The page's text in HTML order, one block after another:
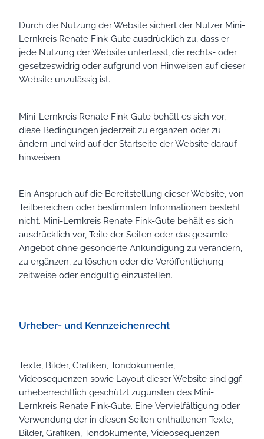
Durch die Nutzung der Website sichert der Nutzer Mini-
Lernkreis Renate Fink-Gute ausdrücklich zu, dass er
jede Nutzung der Website unterlässt, die rechts- oder
gesetzeswidrig oder aufgrund von Hinweisen auf dieser
Website unzulässig ist.
Mini-Lernkreis Renate Fink-Gute behält es sich vor,
diese Bedingungen jederzeit zu ergänzen oder zu
ändern und wird auf der Startseite der Website darauf
hinweisen.
Ein Anspruch auf die Bereitstellung dieser Website, von
Teilbereichen oder bestimmten Informationen besteht
nicht. Mini-Lernkreis Renate Fink-Gute behält es sich
ausdrücklich vor, Teile der Seiten oder das gesamte
Angebot ohne gesonderte Ankündigung zu verändern,
zu ergänzen, zu löschen oder die Veröffentlichung
zeitweise oder endgültig einzustellen.
Urheber- und Kennzeichenrecht
Texte, Bilder, Grafiken, Tondokumente,
Videosequenzen sowie Layout dieser Website sind ggf.
urheberrechtlich geschützt zugunsten des Mini-
Lernkreis Renate Fink-Gute. Eine Vervielfältigung oder
Verwendung der in diesen Seiten enthaltenen Texte,
Bilder, Grafiken, Tondokumente, Videosequenzen